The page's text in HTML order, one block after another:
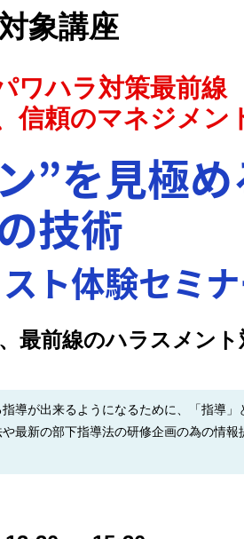
象講座
ワハラ対策最前線
信頼のマネジメン
”を見極め
技術
ト体験セミ
最前線のハラスメント
導が出来るようになるために、「指導」
最新の部下指導法の研修企画の為の情報